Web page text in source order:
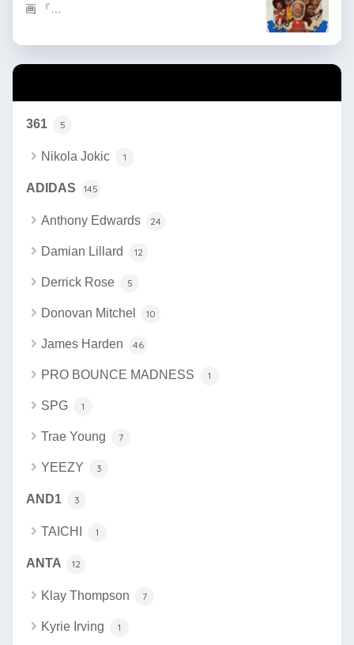
画 『…
361 5
Nikola Jokic 1
ADIDAS 145
Anthony Edwards 24
Damian Lillard 12
Derrick Rose 5
Donovan Mitchel 10
James Harden 46
PRO BOUNCE MADNESS 1
SPG 1
Trae Young 7
YEEZY 3
AND1 3
TAICHI 1
ANTA 12
Klay Thompson 7
Kyrie Irving 1